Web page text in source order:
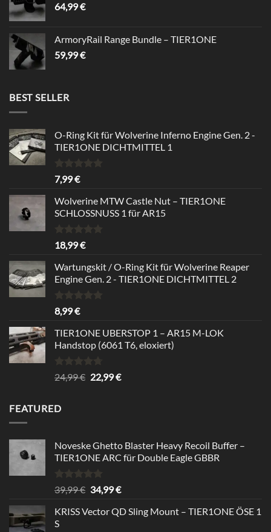
64,99€
ArmoryRail Range Bundle – TIER1ONE
59,99€
BEST SELLER
O-Ring Kit für Wolverine Inferno Engine Gen. 2 -
TIER1ONE DICHTMITTEL 1
Bewertet
mit
von 5
7,99€
Wolverine MTW Castle Nut – TIER1ONE
SCHLOSSNUSS 1 für AR15
Bewertet
mit
von 5
18,99€
Wartungskit / O-Ring Kit für Wolverine Reaper
Engine Gen. 2 - TIER1ONE DICHTMITTEL 2
Bewertet
mit
von 5
8,99€
TIER1ONE UBERSTOP 1 – AR15 M-LOK
Handstop (6061 T6, eloxiert)
Bewertet
mit
24,99€ Ursprünglicher
22,99€Aktueller
FEATURED
Noveske Ghetto Blaster Heavy Recoil Buffer –
TIER1ONE ARC für Double Eagle GBBR
Bewertet
mit
von 5
39,99€ Ursprünglicher
war:
34,99€Aktueller
ist:
KRISS Vector QD Sling Mount – TIER1ONE ÖSE 1
S